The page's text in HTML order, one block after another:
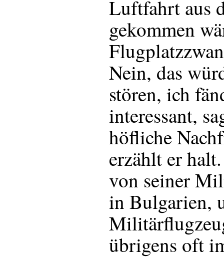
Luftfahrt aus
gekommen
Nein, das
stören, ich
interessant,
höfliche
erzählt er
von seiner
in Bulgarien,
übrigens oft